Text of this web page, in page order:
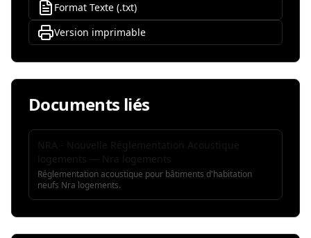
Format Texte (.txt)
Version imprimable
Documents liés
Réglementation acoustique pour bâtiments d'habitation
neufs Nra logements.